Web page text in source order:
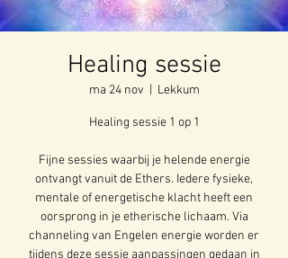
Healing sessie
ma 24 nov Lekkum
Healing sessie 1 op 1
Fijne sessies waarbij je helende energie
ontvangt vanuit de Ethers. Iedere fysieke,
mentale of energetische klacht heeft een
oorsprong in je etherische lichaam. Via
channeling van Engelen energie worden er
tijdens deze sessie aanpassingen gedaan in